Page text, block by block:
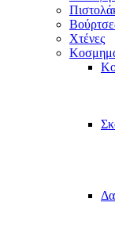
Χτένες